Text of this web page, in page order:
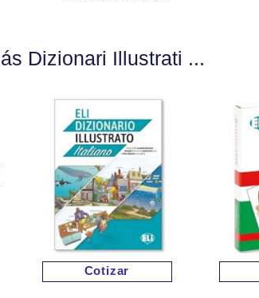
Dizionari Illustrati ...
Cotizar